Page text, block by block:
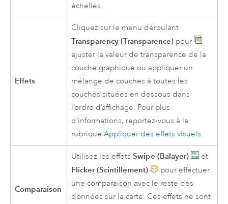
échelles.
Effets
Cliquez sur le menu déroulant
Transparency (Transparence) pour
ajuster la valeur de transparence de la
couche graphique ou appliquer un
mélange de couches à toutes les
couches situées en dessous dans
l’ordre d’affichage. Pour plus
d’informations, reportez-vous à la
rubriqueAppliquer des effets visuels.
Comparaison
Utilisez les effetsSwipe (Balayer)
et
Flicker (Scintillement)
pour effectuer
une comparaison avec le reste des
données sur la carte. Ces effets ne sont